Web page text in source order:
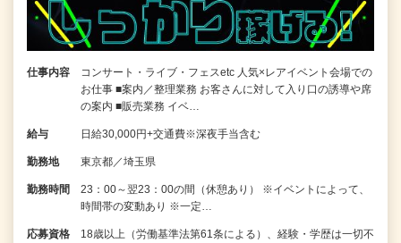
仕事内容
コンサート・ライブ・フェスetc 人気×レアイベント会場での
お仕事 ■案内／整理業務 お客さんに対して入り口の誘導や席
の案内 ■販売業務 イベ…
給与 日給30,000円+交通費※深夜手当含む
勤務地 東京都／埼玉県
勤務時間
23：00～翌23：00の間（休憩あり） ※イベントによって、
時間帯の変動あり ※一定…
応募資格
18歳以上（労働基準法第61条による）、経験・学歴は一切不